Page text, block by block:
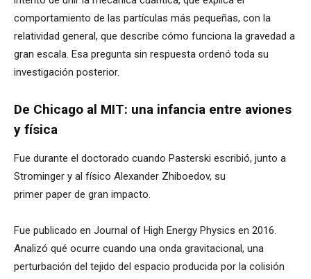
comportamiento de las partículas más pequeñas, con la
relatividad general, que describe cómo funciona la gravedad a
gran escala. Esa pregunta sin respuesta ordenó toda su
investigación posterior.
De Chicago al MIT: una infancia entre aviones
y física
Fue durante el doctorado cuando Pasterski escribió, junto a
Strominger y al físico Alexander Zhiboedov, su
primer paper de gran impacto.
Fue publicado en Journal of High Energy Physics en 2016.
Analizó qué ocurre cuando una onda gravitacional, una
perturbación del tejido del espacio producida por la colisión